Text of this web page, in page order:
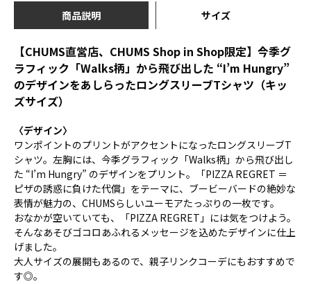
商品説明 サイズ
【CHUMS直営店、CHUMS Shop in Shop限定】今季グ
ラフィック「Walks柄」から飛び出した “I’m Hungry”
のデザインをあしらったロングスリーブTシャツ（キッ
ズサイズ）
〈デザイン〉
ワンポイントのプリントがアクセントになったロングスリーブT
シャツ。左胸には、今季グラフィック「Walks柄」から飛び出し
た “I’m Hungry” のデザインをプリント。「PIZZA REGRET ＝
ピザの誘惑に負けた代償」をテーマに、ブービーバードの絶妙な
表情が魅力の、CHUMSらしいユーモアたっぷりの一枚です。
おなかが空いていても、「PIZZA REGRET」には気をつけよう。
そんなあそびゴコロあふれるメッセージを込めたデザインに仕上
げました。
大人サイズの展開もあるので、親子リンクコーデにもおすすめで
す◎。